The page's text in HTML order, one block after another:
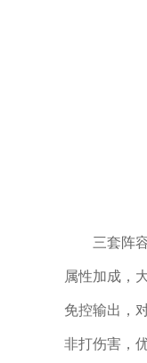
三套阵
属性加成，
免控输出，
非打伤害，